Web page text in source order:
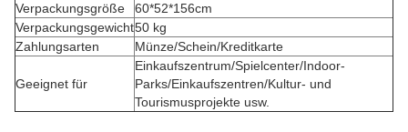
Verpackungsgröße
60*52*156cm
Verpackungsgewicht50 kg
Zahlungsarten
Münze/Schein/Kreditkarte
Geeignet für
Einkaufszentrum/Spielcenter/Indoor-
Parks/Einkaufszentren/Kultur- und
Tourismusprojekte usw.